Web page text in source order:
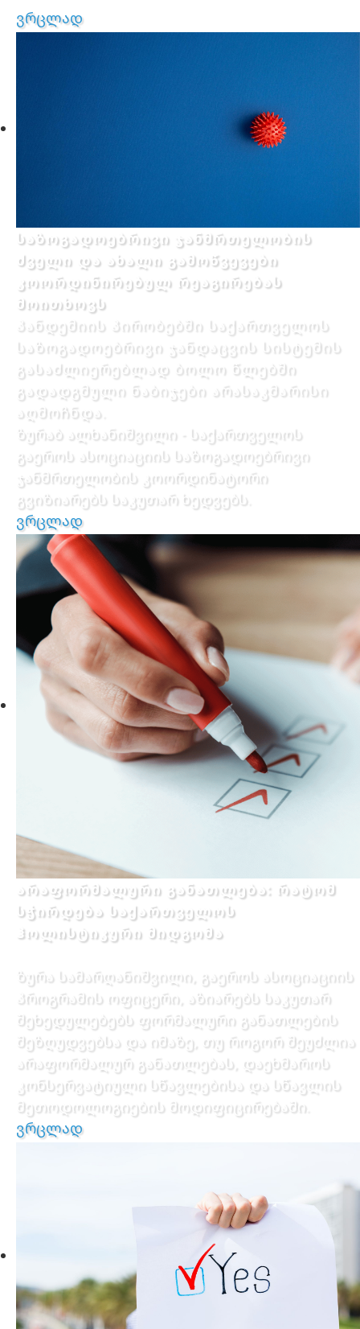
ვრცლად
საზოგადოებრივი ჯანმრთელობის
ძველი და ახალი გამოწვევები
კოორდინირებულ რეაგირებას
მოითხოვს
პანდემიის პირობებში საქართველოს
საზოგადოებრივი ჯანდაცვის სისტემის
გასაძლიერებლად ბოლო წლებში
გადადგმული ნაბიჯები არასაკმარისი
აღმოჩნდა.
ზურაბ ალხანიშვილი - საქართველოს
გაეროს ასოციაციის საზოგადოებრივი
ჯანმრთელობის კოორდინატორი
გვიზიარებს საკუთარ ხედვებს.
ვრცლად
არაფორმალური განათლება: რატომ
სჭირდება საქართველოს
ჰოლისტიკური მიდგომა
ზურა სამარღანიშვილი, გაეროს ასოციაციის
პროგრამის ოფიცერი, აზიარებს საკუთარ
შეხედულებებს ფორმალური განათლების
შეზღუდვებსა და იმაზე, თუ როგორ შეუძლია
არაფორმალურ განათლებას, დაეხმაროს
კონსერვატიული სწავლებისა და სწავლის
მეთოდოლოგიების მოდიფიცირებაში.
ვრცლად